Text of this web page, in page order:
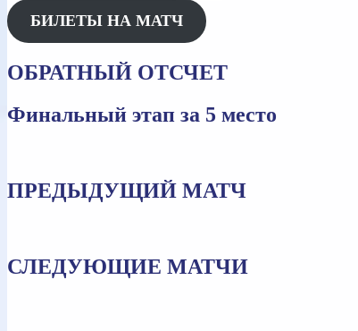
БИЛЕТЫ НА МАТЧ
ОБРАТНЫЙ ОТСЧЕТ
Финальный этап за 5 место
ПРЕДЫДУЩИЙ МАТЧ
СЛЕДУЮЩИЕ МАТЧИ